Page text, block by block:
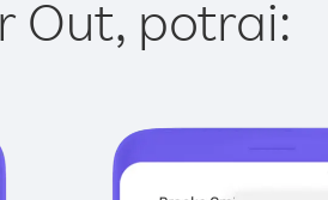
Out, potrai: